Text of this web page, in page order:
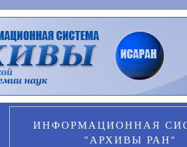
ИНФОРМАЦИОННАЯ
"АРХИВЫ РАН"